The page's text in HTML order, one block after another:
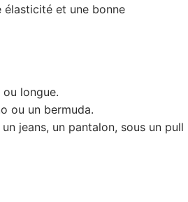
et une bonne
longue.
ou un bermuda.
jeans, un pantalon, sous un pull